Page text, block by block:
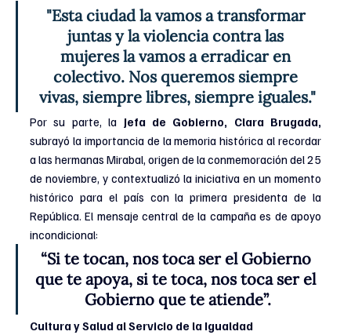
"Esta ciudad la vamos a transformar
juntas y la violencia contra las
mujeres la vamos a erradicar en
colectivo. Nos queremos siempre
vivas, siempre libres, siempre iguales."
Por su parte, la Jefa de Gobierno, Clara Brugada,
subrayó la importancia de la memoria histórica al recordar
a las hermanas Mirabal, origen de la conmemoración del 25
de noviembre, y contextualizó la iniciativa en un momento
histórico para el país con la primera presidenta de la
República. El mensaje central de la campaña es de apoyo
incondicional:
“Si te tocan, nos toca ser el Gobierno
que te apoya, si te toca, nos toca ser el
Gobierno que te atiende”.
Cultura y Salud al Servicio de la Igualdad